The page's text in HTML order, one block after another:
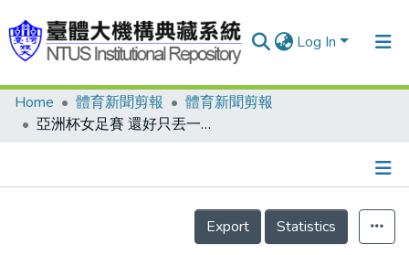
Log In
Communities & Collections
Home 體育新聞剪報
體育新聞剪報
亞洲杯女足賽 還好只丟一球 兩岸對決中華木蘭小負 大陸攻勢緊中華守得緊 李梅琴護門有功/亞洲杯前三名 不能保送世界杯/亞運之前 內蒙古有女足熱戰 大陸希望中華木蘭能共襄盛舉
Details
Export
Statistics